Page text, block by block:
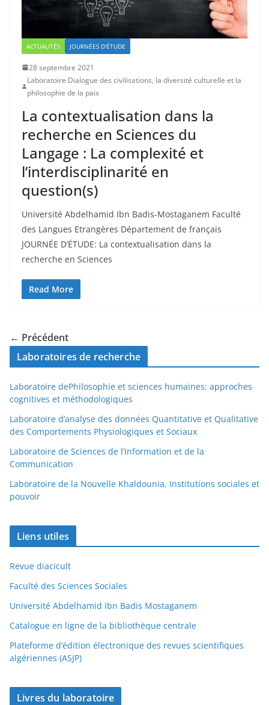
ACTUALITÉS JOURNÉES D'ÉTUDE
28 septembre 2021
Laboratoire Dialogue des civilisations, la diversité culturelle et la
philosophie de la paix
La contextualisation dans la
recherche en Sciences du
Langage : La complexité et
l’interdisciplinarité en
question(s)
Université Abdelhamid Ibn Badis-Mostaganem Faculté
des Langues Etrangères Département de français
JOURNÉE D’ÉTUDE: La contextualisation dans la
recherche en Sciences
Read More
← Précédent
Laboratoires de recherche
Laboratoire dePhilosophie et sciences humaines: approches
cognitives et méthodologiques
Laboratoire d’analyse des données Quantitative et Qualitative
des Comportements Physiologiques et Sociaux
Laboratoire de Sciences de l’Information et de la
Communication
Laboratoire de la Nouvelle Khaldounia, Institutions sociales et
pouvoir
Liens utiles
Revue diacicult
Faculté des Sciences Sociales
Université Abdelhamid Ibn Badis Mostaganem
Catalogue en ligne de la bibliothèque centrale
Plateforme d’édition électronique des revues scientifiques
algériennes (ASJP)
Livres du laboratoire